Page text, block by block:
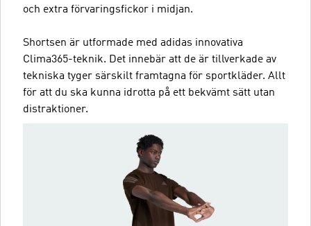
och extra förvaringsfickor i midjan.
Shortsen är utformade med adidas innovativa
Clima365-teknik. Det innebär att de är tillverkade av
tekniska tyger särskilt framtagna för sportkläder. Allt
för att du ska kunna idrotta på ett bekvämt sätt utan
distraktioner.